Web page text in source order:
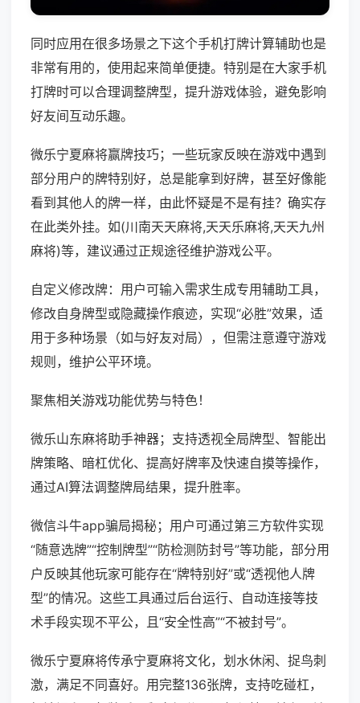
同时应用在很多场景之下这个手机打牌计算辅助也是
非常有用的，使用起来简单便捷。特别是在大家手机
打牌时可以合理调整牌型，提升游戏体验，避免影响
好友间互动乐趣。
微乐宁夏麻将赢牌技巧；一些玩家反映在游戏中遇到
部分用户的牌特别好，总是能拿到好牌，甚至好像能
看到其他人的牌一样，由此怀疑是不是有挂？确实存
在此类外挂。如(川南天天麻将,天天乐麻将,天天九州
麻将)等，建议通过正规途径维护游戏公平。
自定义修改牌：用户可输入需求生成专用辅助工具，
修改自身牌型或隐藏操作痕迹，实现“必胜”效果，适
用于多种场景（如与好友对局），但需注意遵守游戏
规则，维护公平环境。
聚焦相关游戏功能优势与特色！
微乐山东麻将助手神器；支持透视全局牌型、智能出
牌策略、暗杠优化、提高好牌率及快速自摸等操作，
通过AI算法调整牌局结果，提升胜率。
微信斗牛app骗局揭秘；用户可通过第三方软件实现
“随意选牌”“控制牌型”“防检测防封号”等功能，部分用
户反映其他玩家可能存在“牌特别好”或“透视他人牌
型”的情况。这些工具通过后台运行、自动连接等技
术手段实现不平公，且“安全性高”“不被封号”。
微乐宁夏麻将传承宁夏麻将文化，划水休闲、捉鸟刺
激，满足不同喜好。用完整136张牌，支持吃碰杠，